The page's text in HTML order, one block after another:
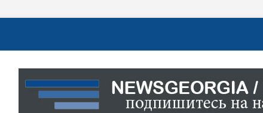
Новости Грузии
САМАЯ АКТУАЛЬНАЯ ИНФОРМАЦИЯ О СОБЫТИЯХ